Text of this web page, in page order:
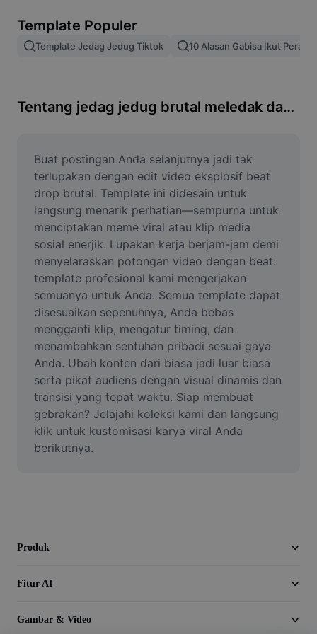
Gabung gambar
Ubah Ukuran Gambar
Pembuat Meme
AI Text Remover
AI People Remover
AI Inpainting
Face Cutout
Video
Hapus latar belakang video
Tingkatkan kualitas
Editor Video
Pangkas Video
Template Populer
Template Jedag Jedug Tiktok 10 Alasan Gabisa Ikut Perang
Tentang jedag jedug brutal meledak dahsyat
Buat postingan Anda selanjutnya jadi tak
terlupakan dengan edit video eksplosif beat
drop brutal. Template ini didesain untuk
langsung menarik perhatian—sempurna untuk
menciptakan meme viral atau klip media
sosial enerjik. Lupakan kerja berjam-jam demi
menyelaraskan potongan video dengan beat:
template profesional kami mengerjakan
semuanya untuk Anda. Semua template dapat
disesuaikan sepenuhnya, Anda bebas
mengganti klip, mengatur timing, dan
menambahkan sentuhan pribadi sesuai gaya
Anda. Ubah konten dari biasa jadi luar biasa
serta pikat audiens dengan visual dinamis dan
transisi yang tepat waktu. Siap membuat
gebrakan? Jelajahi koleksi kami dan langsung
klik untuk kustomisasi karya viral Anda
berikutnya.
Produk
Fitur AI
Gambar & Video